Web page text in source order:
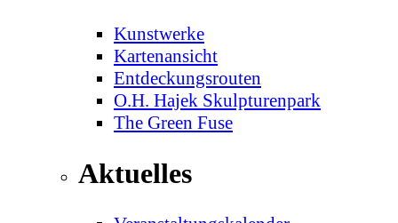
Kunstwerke
Kartenansicht
Entdeckungsrouten
O.H. Hajek Skulpturenpark
The Green Fuse
Aktuelles